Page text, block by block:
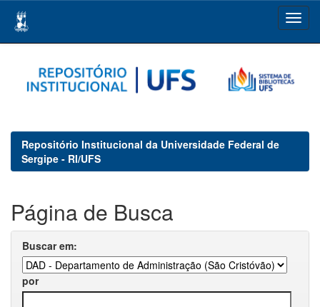
navigation
Repositório Institucional da Universidade Federal de
Sergipe - RI/UFS
Página de Busca
Buscar em:
por